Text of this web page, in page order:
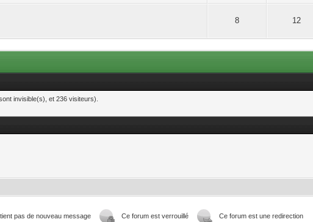
8 12
invisible(s), et 236 visiteurs).
pas de nouveau message Ce forum est verrouillé Ce forum est une redirection